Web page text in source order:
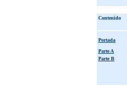
Contenido
Portada
Parte A
Parte B